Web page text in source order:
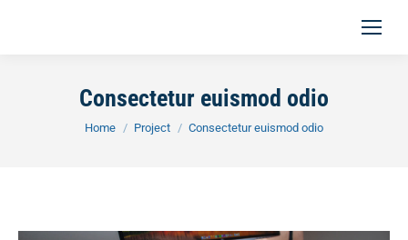
Consectetur euismod odio
You are here:
Home Project Consectetur euismod odio